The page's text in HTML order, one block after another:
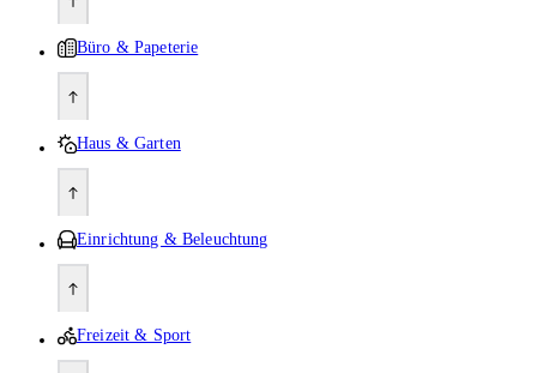
Büro & Papeterie
Haus & Garten
Einrichtung & Beleuchtung
Freizeit & Sport